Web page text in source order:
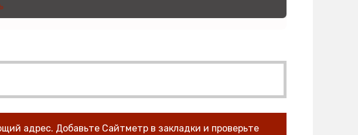
адрес. Добавьте Сайтметр в закладки и проверьте